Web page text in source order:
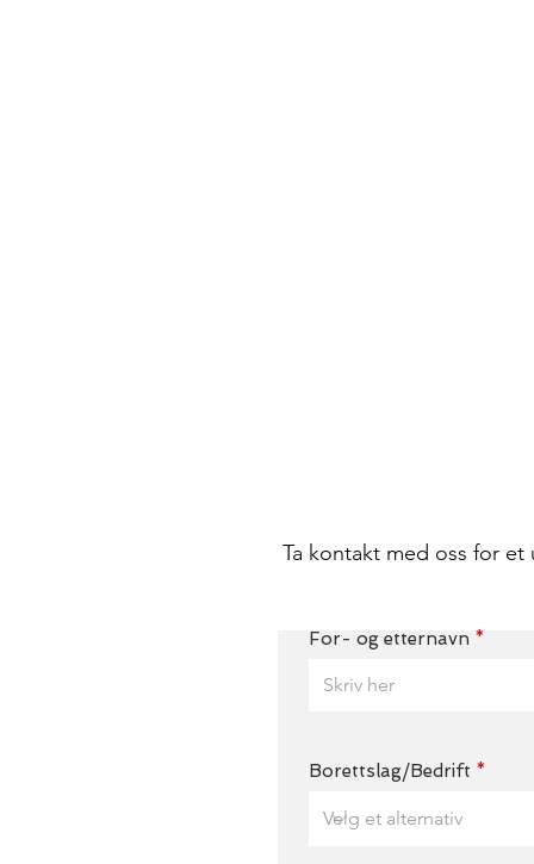
Ta kontakt med oss for
For- og etternavn
Borettslag/Bedrift